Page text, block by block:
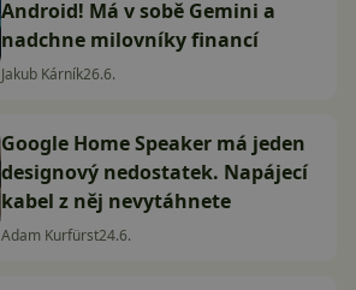
Android! Má v sobě Gemini a
nadchne milovníky financí
Jakub Kárník26.6.
Google Home Speaker má jeden
designový nedostatek. Napájecí
kabel z něj nevytáhnete
Adam Kurfürst24.6.